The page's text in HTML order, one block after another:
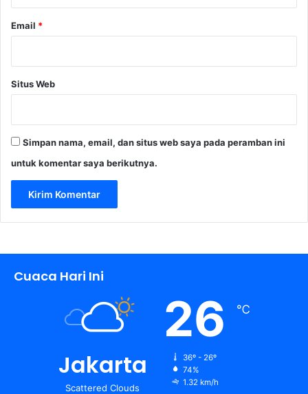
Email *
Situs Web
Simpan nama, email, dan situs web saya pada peramban ini
untuk komentar saya berikutnya.
Cuaca Hari Ini
Jakarta
Scattered Clouds
26 ℃
36º - 26º
74%
1.32 km/h